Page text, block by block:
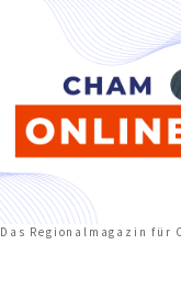
Das Regionalmagazin für